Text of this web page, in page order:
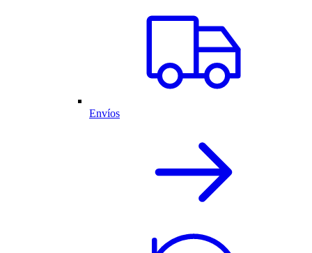
Envíos